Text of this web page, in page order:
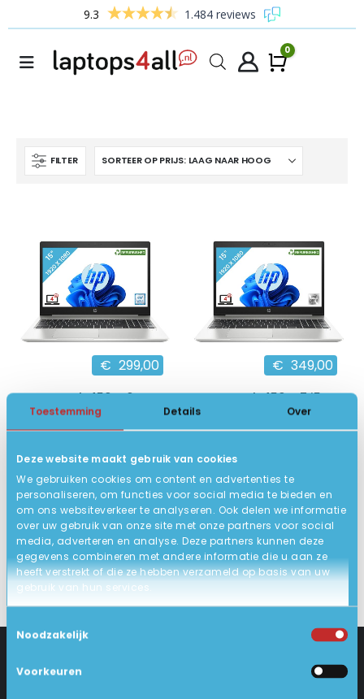
Toestemming Details Over
Deze website maakt gebruik van cookies
We gebruiken cookies om content en advertenties te
personaliseren, om functies voor social media te bieden en
om ons websiteverkeer te analyseren. Ook delen we informatie
over uw gebruik van onze site met onze partners voor social
media, adverteren en analyse. Deze partners kunnen deze
gegevens combineren met andere informatie die u aan ze
heeft verstrekt of die ze hebben verzameld op basis van uw
gebruik van hun services.
Toestemmingsselectie
Noodzakelijk
Voorkeuren
9.3 1.484 reviews
0
FILTER
€ 299,00
HP ProBook 450 G6
15.6 inch Full HD IPS
8GB DDR4, 256GB SSD
7
BEKIJK HIER/OPTIES
€ 349,00
HP ProBook 450 G7 i5
15.6 inch Full HD IPS
8GB DDR4, 256GB SSD
Goed
BEKIJK HIER/OPTIES